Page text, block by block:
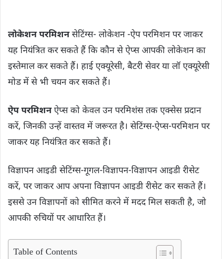
लोकेशन परमिशनसेटिंग्स- लोकेशन -ऐप परमिशन पर जाकर
यह नियंत्रित कर सकते हैं कि कौन से ऐप्स आपकी लोकेशन का
इस्तेमाल कर सकते हैं। हाई एक्यूरेसी, बैटरी सेवर या लॉ एक्यूरेसी
मोड में से भी चयन कर सकते हैं।
ऐप परमिशनऐप्स को केवल उन परमिशंस तक एक्सेस प्रदान
करें, जिनकी उन्हें वास्तव में जरूरत है। सेटिंग्स-ऐप्स-परमिशन पर
जाकर यह नियंत्रित कर सकते हैं।
विज्ञापन आइडी सेटिंग्स-गूगल-विज्ञापन-विज्ञापन आइडी रीसेट
करें, पर जाकर आप अपना विज्ञापन आइडी रीसेट कर सकते हैं।
इससे उन विज्ञापनों को सीमित करने में मदद मिल सकती है, जो
आपकी रुचियों पर आधारित हैं।
Table of Contents